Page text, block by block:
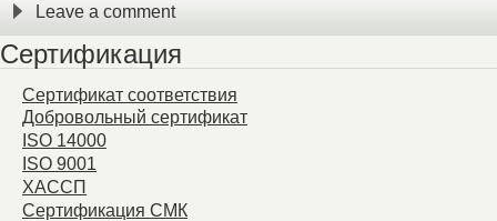
Leave a comment
Сертификация
Сертификат соответствия
Добровольный сертификат
ISO 14000
ISO 9001
ХАССП
Сертификация СМК